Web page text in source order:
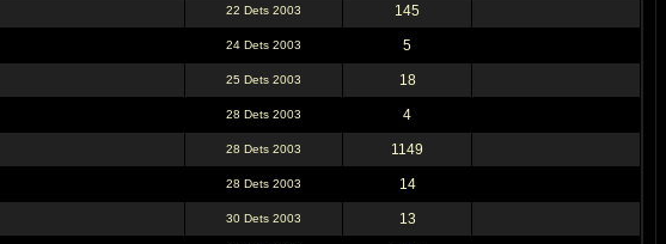
22 Dets 2003 145
24 Dets 2003 5
25 Dets 2003 18
28 Dets 2003 4
28 Dets 2003 1149
28 Dets 2003 14
30 Dets 2003 13